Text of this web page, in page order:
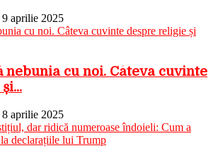
9 aprilie 2025
nebunia cu noi. Câteva cuvinte
8 aprilie 2025